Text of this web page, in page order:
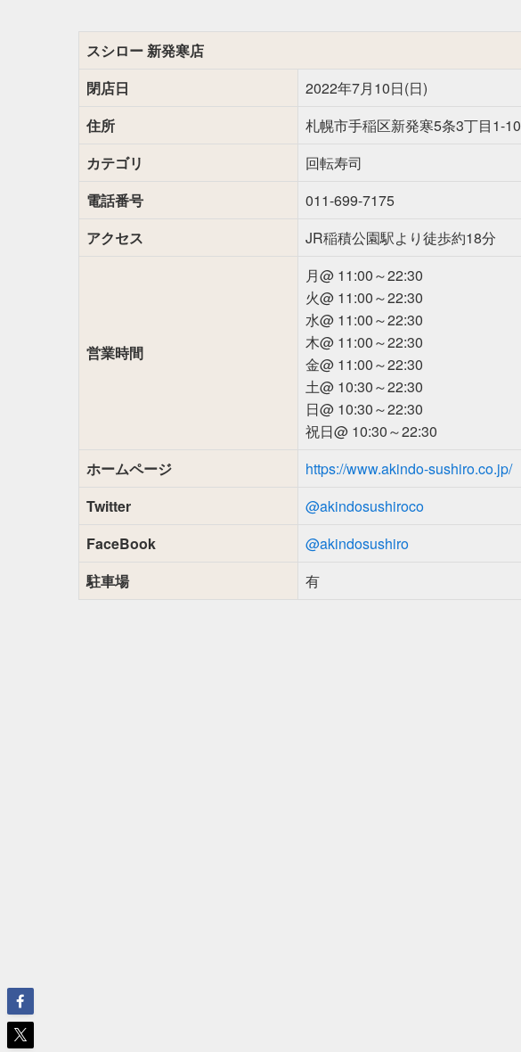
スシロー 新発寒店
閉店日
2022年7月10日(日)
住所
札幌市手稲区新発寒5条3丁目1-10
カテゴリ
回転寿司
電話番号
011-699-7175
アクセス
JR稲積公園駅より徒歩約18分
営業時間
月@ 11:00～22:30
火@ 11:00～22:30
水@ 11:00～22:30
木@ 11:00～22:30
金@ 11:00～22:30
土@ 10:30～22:30
日@ 10:30～22:30
祝日@ 10:30～22:30
ホームページ
https://www.akindo-sushiro.co.jp/
Twitter
@akindosushiroco
FaceBook
@akindosushiro
駐車場
有